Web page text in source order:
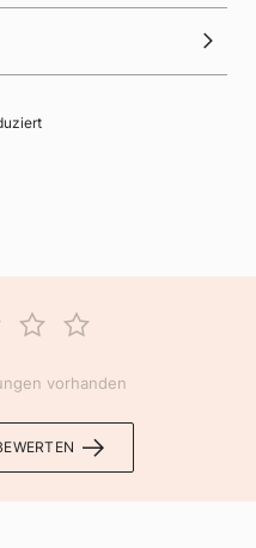
vorhanden